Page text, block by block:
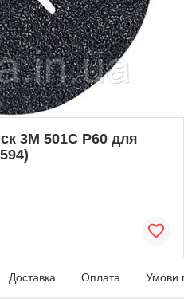
3M 501C P60 для
Доставка Оплата Умови